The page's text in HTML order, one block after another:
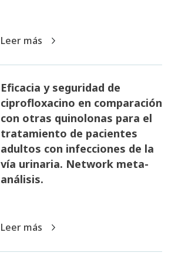
Leer más
Eficacia y seguridad de
ciprofloxacino en comparación
con otras quinolonas para el
tratamiento de pacientes
adultos con infecciones de la
vía urinaria. Network meta-
análisis.
Leer más